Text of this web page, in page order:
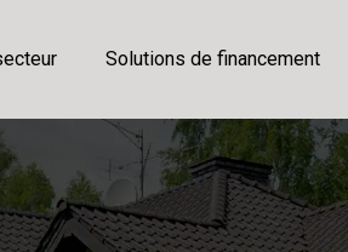
Solutions de financement